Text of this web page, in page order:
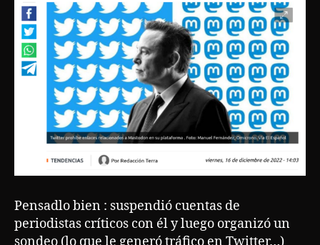
Pensadlo bien : suspendió cuentas de
periodistas críticos con él y luego organizó un